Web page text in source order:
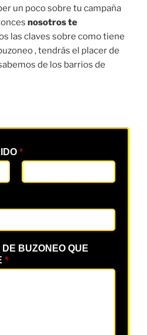
un poco sobre tu campaña
nosotros te
las claves sobre como tiene
, tendrás el placer de
de los barrios de
*
BUZONEO QUE
*